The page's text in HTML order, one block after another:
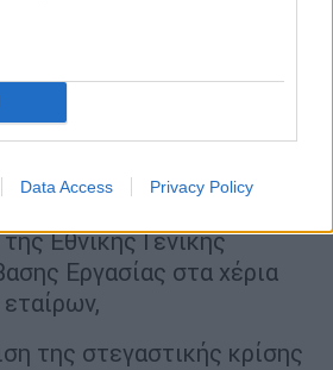
Data Access Privacy Policy
της φετινής
του πλαισίου των
διαπραγματεύσεων,
Εθνικής Γενικής
Εργασίας στα χέρια
της στεγαστικής κρίσης